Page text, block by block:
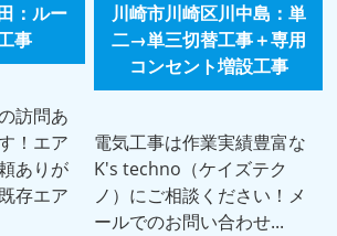
：ルー
事
訪問あ
！エア
ありが
存エア
川崎市川崎区川中島：単
二→単三切替工事＋専用
コンセント増設工事
電気工事は作業実績豊富な
K's techno（ケイズテク
ノ）にご相談ください！メ
ールでのお問い合わせ...